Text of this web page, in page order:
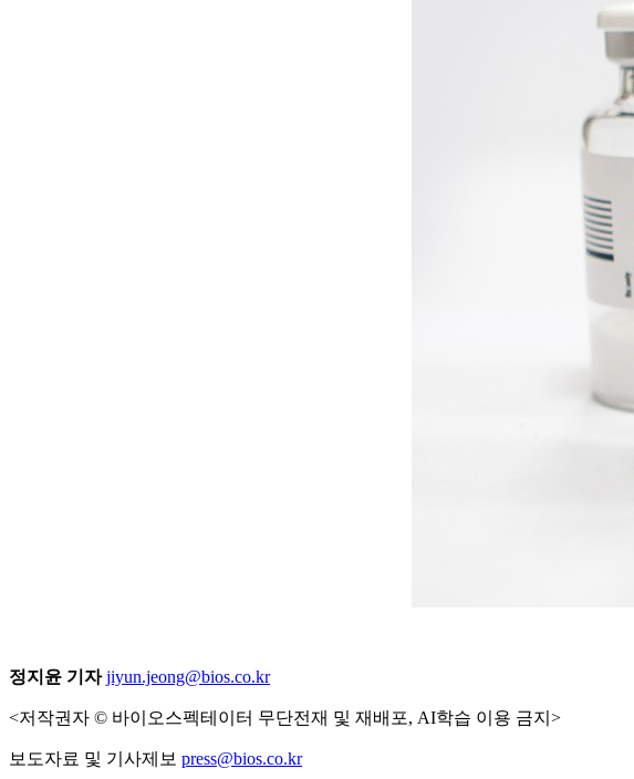
정지윤 기자 jiyun.jeong@bios.co.kr
<저작권자 © 바이오스펙테이터 무단전재 및 재배포, AI학습 이용 금지>
보도자료 및 기사제보 press@bios.co.kr